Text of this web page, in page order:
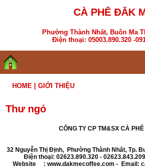
CÀ PHÊ ĐĂK
Phường Thành Nhất, Buôn Ma
Điện thoại: 05003.890.320 -
HOME GIỚI THIỆU
Thư ngỏ
CÔNG TY CP TM&SX CÀ
32 Nguyễn Thị Định, Phường Thành Nhất, Tp.
Điện thoại: 02623.890.320 -
Website : www.dakmecoffee.com - Email: